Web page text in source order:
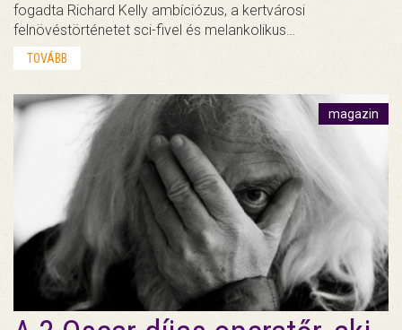
fogadta Richard Kelly ambíciózus, a kertvárosi
felnövéstörténetet sci-fivel és melankolikus…
TOVÁBB
magazin